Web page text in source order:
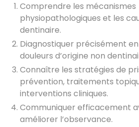
Comprendre les mécanismes
physiopathologiques et les
dentinaire.
Diagnostiquer précisément
douleurs d’origine non
Connaître les stratégies de
prévention, traitements
interventions cliniques.
Communiquer efficacement
améliorer l’observance.